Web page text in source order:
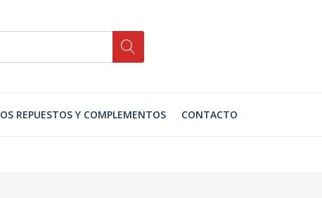
REPUESTOS Y COMPLEMENTOS CONTACTO